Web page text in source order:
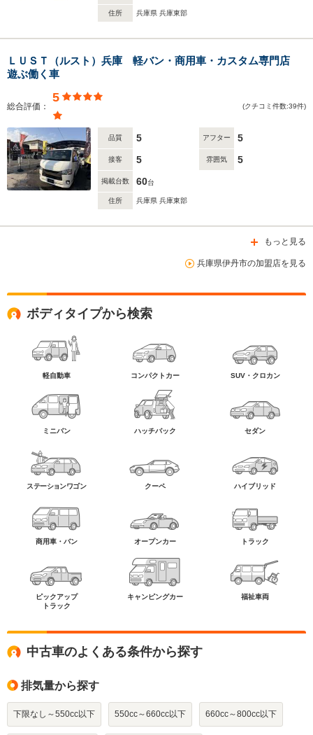
住所 兵庫県 兵庫東部
ＬＵＳＴ（ルスト）兵庫 軽バン・商用車・カスタム専門店
遊ぶ働く車
総合評価：
5
(クチコミ件数:39件)
品質 5 アフター 5
接客 5 雰囲気 5
掲載台数 60台
住所 兵庫県 兵庫東部
もっと見る
兵庫県伊丹市の加盟店を見る
ボディタイプから検索
軽自動車 コンパクトカー SUV・クロカン
ミニバン ハッチバック セダン
ステーションワゴン クーペ ハイブリッド
商用車・バン オープンカー トラック
ピックアップ
トラック
キャンピングカー 福祉車両
中古車のよくある条件から探す
排気量から探す
下限なし～550cc以下 550cc～660cc以下 660cc～800cc以下